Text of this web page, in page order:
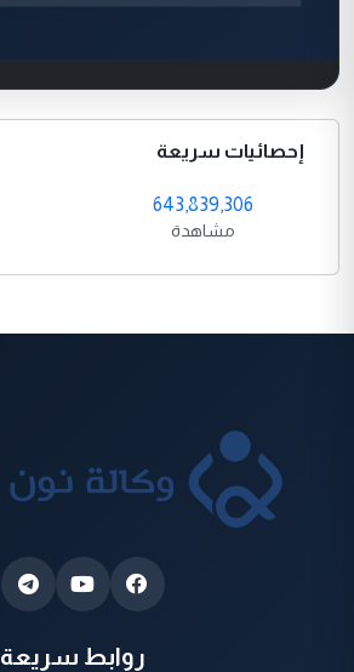
إحصائيات سريعة
643,839,306
مشاهدة
روابط سريعة